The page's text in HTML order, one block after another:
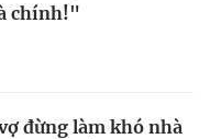
chính!"
đừng làm khó nhà